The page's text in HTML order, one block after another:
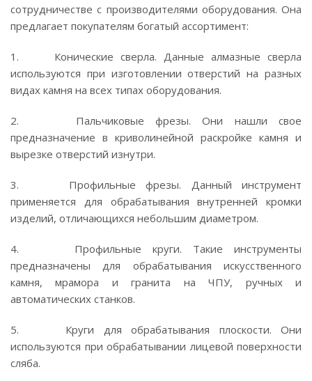
сотрудничестве с производителями оборудования. Она
предлагает покупателям богатый ассортимент:
1. Конические сверла. Данные алмазные сверла
используются при изготовлении отверстий на разных
видах камня на всех типах оборудования.
2. Пальчиковые фрезы. Они нашли свое
предназначение в криволинейной раскройке камня и
вырезке отверстий изнутри.
3. Профильные фрезы. Данный инструмент
применяется для обрабатывания внутренней кромки
изделий, отличающихся небольшим диаметром.
4. Профильные круги. Такие инструменты
предназначены для обрабатывания искусственного
камня, мрамора и гранита на ЧПУ, ручных и
автоматических станков.
5. Круги для обрабатывания плоскости. Они
используются при обрабатывании лицевой поверхности
сляба.